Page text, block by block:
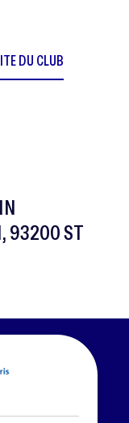
DU CLUB
93200 ST